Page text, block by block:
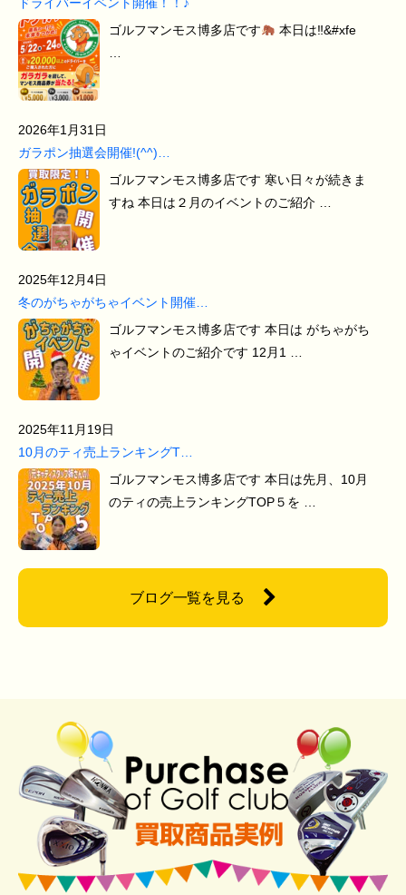
ゴルフマンモス博多店です
本日は‼&#xfe
2026年1月31日
ガラポン抽選会開催!(^^)…
ゴルフマンモス博多店です 寒い日々が続きま
すね 本日は２月のイベントのご紹介 …
2025年12月4日
冬のがちゃがちゃイベント開催…
ゴルフマンモス博多店です 本日は がちゃがち
ゃイベントのご紹介です 12月1 …
2025年11月19日
10月のティ売上ランキングT…
ゴルフマンモス博多店です 本日は先月、10月
のティの売上ランキングTOP５を …
ブログ一覧を見る